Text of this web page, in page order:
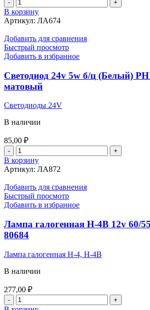
товара
Лампа
галогенная
Н-3
12v
55w
В корзину
Артикул: ЛА674
Добавить для сравнения
Быстрый просмотр
Добавить в избранное
Светодиод 24v 5w б/ц (Белый)
матовый
Светодиоды 24V
В наличии
85,00 ₽
Количество
товара
Светодиод
24v
5w
б/
ц
(аналог)
матовый
В корзину
Артикул: ЛА872
Добавить для сравнения
Быстрый просмотр
Добавить в избранное
Лампа галогенная Н-4B 12v
80684
Лампа галогенная Н-4, H-4B
В наличии
277,00 ₽
Количество
товара